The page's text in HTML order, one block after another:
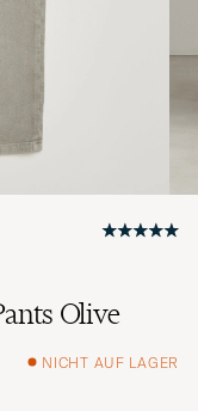
Olive
NICHT AUF LAGER